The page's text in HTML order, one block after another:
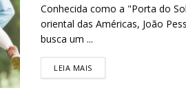
Conhecida como a "Porta do
oriental das Américas, João
busca um ...
LEIA MAIS